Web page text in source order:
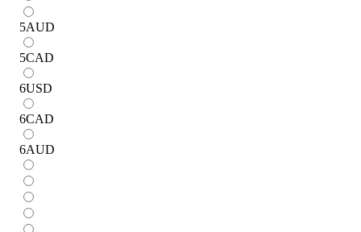
5AUD
5CAD
6USD
6CAD
6AUD